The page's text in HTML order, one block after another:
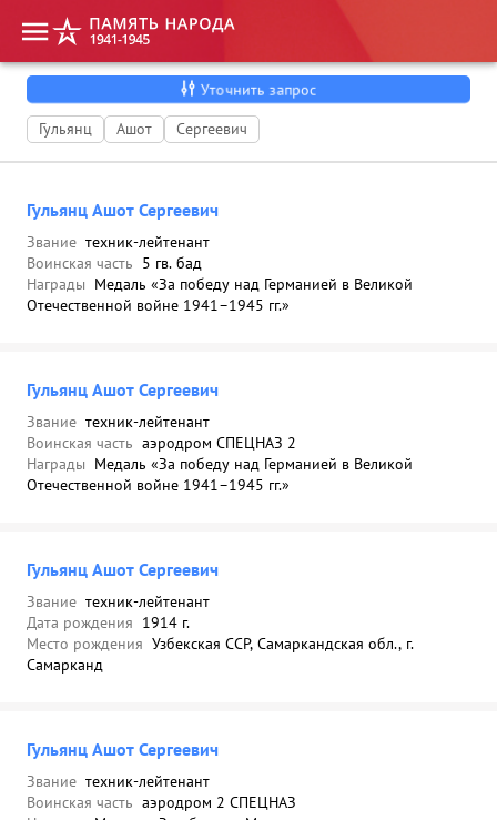
Уточнить запрос
Гульянц
Ашот Сергеевич
Гульянц Ашот Сергеевич
Звание техник-лейтенант
Воинская часть 5 гв. бад
Награды Медаль «За победу над Германией в Великой
Отечественной войне 1941–1945 гг.»
Гульянц Ашот Сергеевич
Звание техник-лейтенант
Воинская часть аэродром СПЕЦНАЗ 2
Награды Медаль «За победу над Германией в Великой
Отечественной войне 1941–1945 гг.»
Гульянц Ашот Сергеевич
Звание техник-лейтенант
Дата рождения 1914 г.
Место рождения Узбекская ССР, Самаркандская обл., г.
Самарканд
Гульянц Ашот Сергеевич
Звание техник-лейтенант
Воинская часть аэродром 2 СПЕЦНАЗ